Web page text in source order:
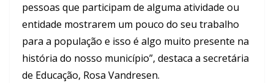
pessoas que participam de alguma atividade ou
entidade mostrarem um pouco do seu trabalho
para a população e isso é algo muito presente na
história do nosso município”, destaca a secretária
de Educação, Rosa Vandresen.